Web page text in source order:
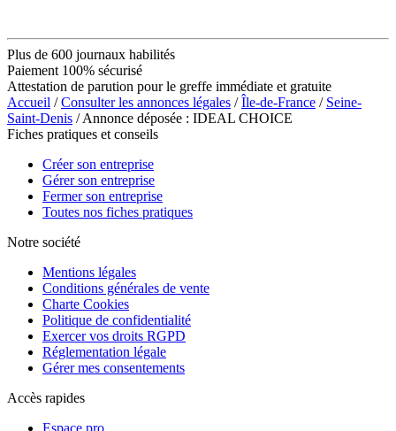
Plus de 600 journaux habilités
Paiement 100% sécurisé
Attestation de parution pour le greffe immédiate et gratuite
Accueil /Consulter les annonces légales /Île-de-France / Seine-
Saint-Denis / Annonce déposée : IDEAL CHOICE
Fiches pratiques et conseils
Créer son entreprise
Gérer son entreprise
Fermer son entreprise
Toutes nos fiches pratiques
Notre société
Mentions légales
Conditions générales de vente
Charte Cookies
Politique de confidentialité
Exercer vos droits RGPD
Réglementation légale
Gérer mes consentements
Accès rapides
Espace pro